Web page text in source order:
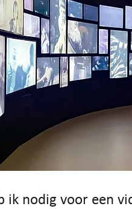
ik nodig voor een